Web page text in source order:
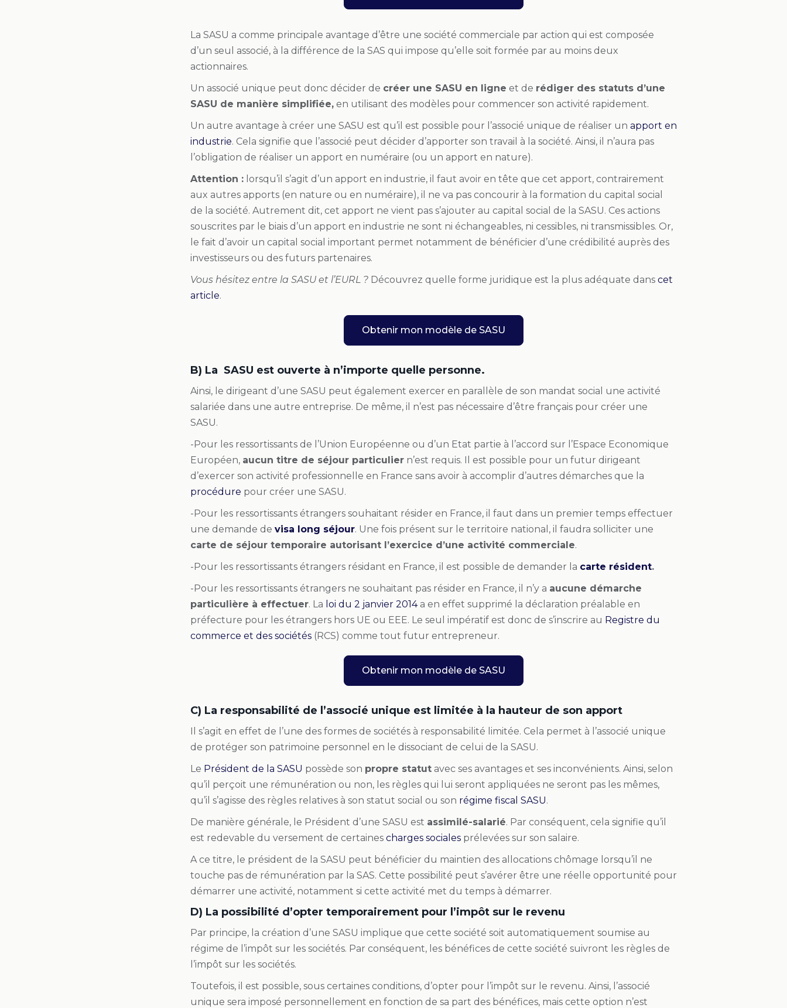
La SASU a comme principale avantage d’être une société commerciale par action qui est composée
d’un seul associé, à la différence de la SAS qui impose qu’elle soit formée par au moins deux
actionnaires.
Un associé unique peut donc décider de créer une SASU en ligne et de rédiger des statuts d’une
SASU de manière simplifiée, en utilisant des modèles pour commencer son activité rapidement.
Un autre avantage à créer une SASU est qu’il est possible pour l’associé unique de réaliser un apport en
industrie. Cela signifie que l’associé peut décider d’apporter son travail à la société. Ainsi, il n’aura pas
l’obligation de réaliser un apport en numéraire (ou un apport en nature).
Attention : lorsqu’il s’agit d’un apport en industrie, il faut avoir en tête que cet apport, contrairement
aux autres apports (en nature ou en numéraire), il ne va pas concourir à la formation du capital social
de la société. Autrement dit, cet apport ne vient pas s’ajouter au capital social de la SASU. Ces actions
souscrites par le biais d’un apport en industrie ne sont ni échangeables, ni cessibles, ni transmissibles. Or,
le fait d’avoir un capital social important permet notamment de bénéficier d’une crédibilité auprès des
investisseurs ou des futurs partenaires.
Vous hésitez entre la SASU et l’EURL ? Découvrez quelle forme juridique est la plus adéquate dans cet
article.
Obtenir mon modèle de SASU
B) La SASU est ouverte à n’importe quelle personne.
Ainsi, le dirigeant d’une SASU peut également exercer en parallèle de son mandat social une activité
salariée dans une autre entreprise. De même, il n’est pas nécessaire d’être français pour créer une
SASU.
-Pour les ressortissants de l’Union Européenne ou d’un Etat partie à l’accord sur l’Espace Economique
Européen, aucun titre de séjour particulier n’est requis. Il est possible pour un futur dirigeant
d’exercer son activité professionnelle en France sans avoir à accomplir d’autres démarches que la
procédure pour créer une SASU.
-Pour les ressortissants étrangers souhaitant résider en France, il faut dans un premier temps effectuer
une demande de visa long séjour. Une fois présent sur le territoire national, il faudra solliciter une
carte de séjour temporaire autorisant l’exercice d’une activité commerciale.
-Pour les ressortissants étrangers résidant en France, il est possible de demander la carte résident.
-Pour les ressortissants étrangers ne souhaitant pas résider en France, il n’y a aucune démarche
particulière à effectuer. La loi du 2 janvier 2014a en effet supprimé la déclaration préalable en
préfecture pour les étrangers hors UE ou EEE. Le seul impératif est donc de s’inscrire au Registre du
commerce et des sociétés (RCS) comme tout futur entrepreneur.
Obtenir mon modèle de SASU
C) La responsabilité de l’associé unique est limitée à la hauteur de son apport
Il s’agit en effet de l’une des formes de sociétés à responsabilité limitée. Cela permet à l’associé unique
de protéger son patrimoine personnel en le dissociant de celui de la SASU.
Le Président de la SASU possède son propre statut avec ses avantages et ses inconvénients. Ainsi, selon
qu’il perçoit une rémunération ou non, les règles qui lui seront appliquées ne seront pas les mêmes,
qu’il s’agisse des règles relatives à son statut social ou son régime fiscal SASU.
De manière générale, le Président d’une SASU est assimilé-salarié. Par conséquent, cela signifie qu’il
est redevable du versement de certaines charges sociales prélevées sur son salaire.
A ce titre, le président de la SASU peut bénéficier du maintien des allocations chômage lorsqu’il ne
touche pas de rémunération par la SAS. Cette possibilité peut s’avérer être une réelle opportunité pour
démarrer une activité, notamment si cette activité met du temps à démarrer.
D) La possibilité d’opter temporairement pour l’impôt sur le revenu
Par principe, la création d’une SASU implique que cette société soit automatiquement soumise au
régime de l’impôt sur les sociétés. Par conséquent, les bénéfices de cette société suivront les règles de
l’impôt sur les sociétés.
Toutefois, il est possible, sous certaines conditions, d’opter pour l’impôt sur le revenu. Ainsi, l’associé
unique sera imposé personnellement en fonction de sa part des bénéfices, mais cette option n’est